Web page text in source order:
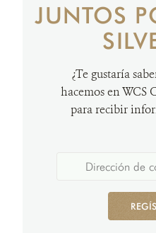
JUNTOS
¿Te gustaría
hacemos en WCS
para recibir